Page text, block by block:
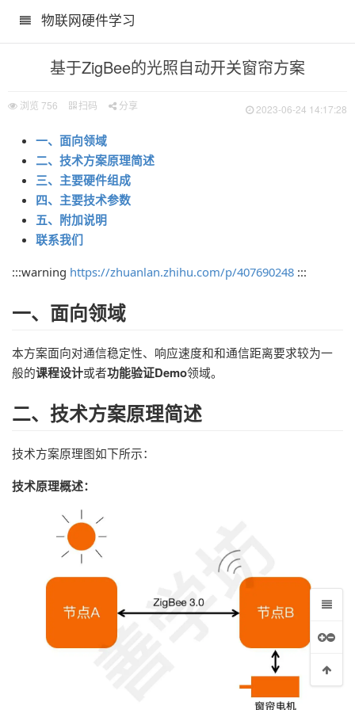
物联网硬件学习
基于ZigBee的光照自动开关窗帘方案
浏览 756 扫码 分享 2023-06-24 14:17:28
一、面向领域
二、技术方案原理简述
三、主要硬件组成
四、主要技术参数
五、附加说明
联系我们
:::warning https://zhuanlan.zhihu.com/p/407690248 :::
一、面向领域
本方案面向对通信稳定性、响应速度和和通信距离要求较为一
般的课程设计或者功能验证Demo领域。
二、技术方案原理简述
技术方案原理图如下所示：
技术原理概述：